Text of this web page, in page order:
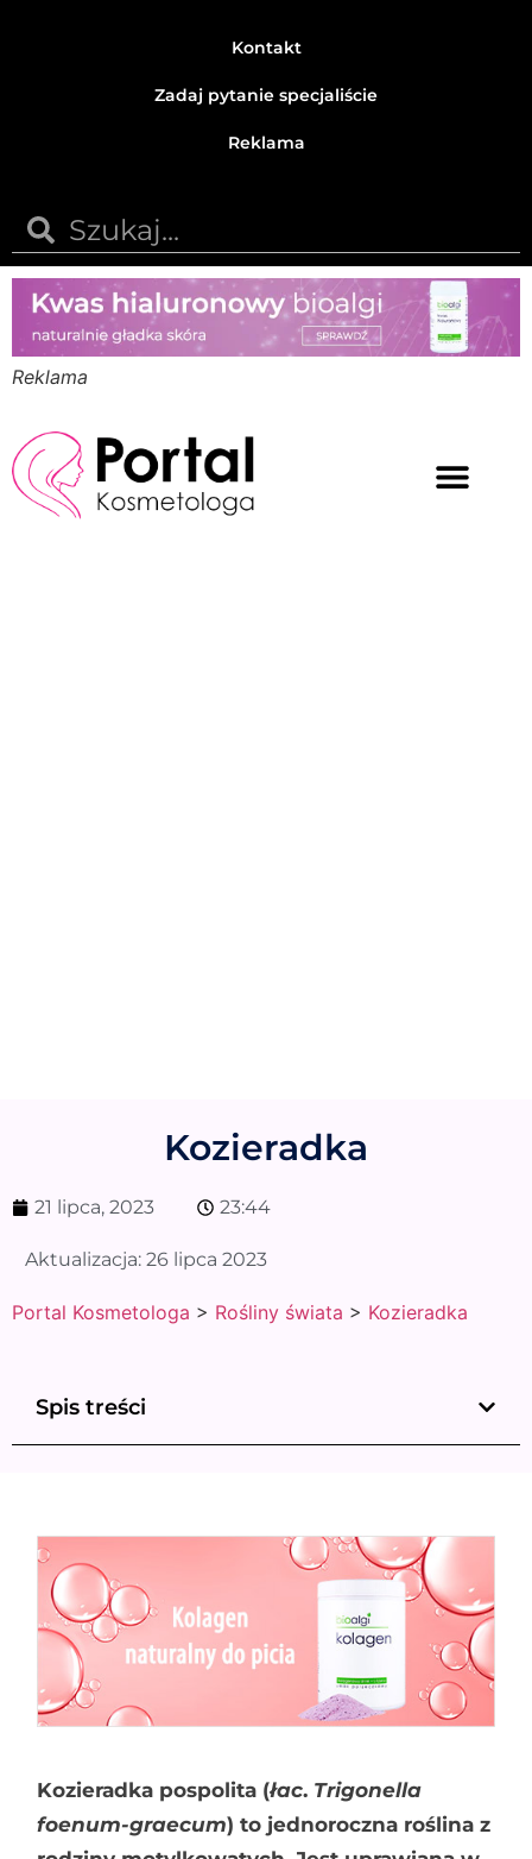
Kontakt
Zadaj pytanie specjaliście
Reklama
Reklama
Kozieradka
21 lipca, 2023 23:44
Aktualizacja: 26 lipca 2023
Portal Kosmetologa > Rośliny świata > Kozieradka
Spis treści
Kozieradka pospolita (łac. Trigonella
foenum-graecum) to jednoroczna roślina z